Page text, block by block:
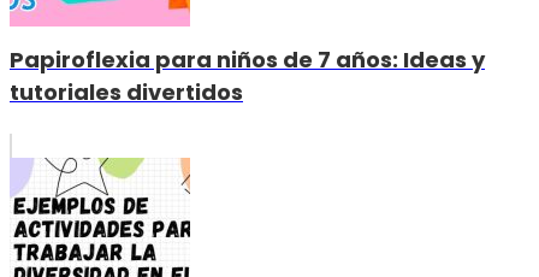
Papiroflexia para niños de 7 años: Ideas y
tutoriales divertidos